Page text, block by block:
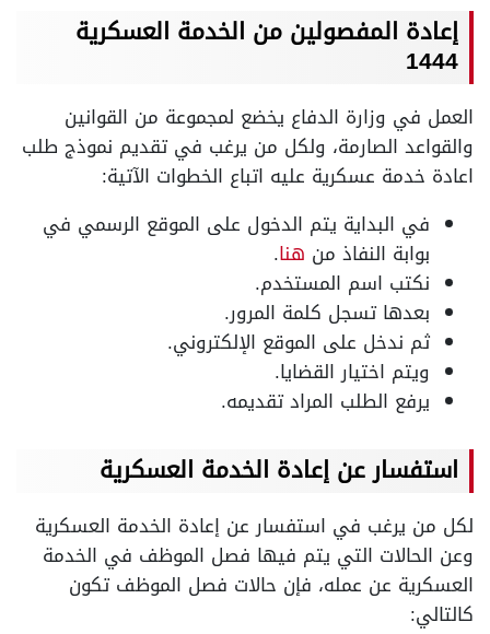
إعادة المفصولين من الخدمة العسكرية
1444
العمل في وزارة الدفاع يخضع لمجموعة من القوانين
والقواعد الصارمة، ولكل من يرغب في تقديم نموذج طلب
اعادة خدمة عسكرية عليه اتباع الخطوات الآتية:
في البداية يتم الدخول على الموقع الرسمي في
بوابة النفاذ من هنا.
نكتب اسم المستخدم.
بعدها تسجل كلمة المرور.
ثم ندخل على الموقع الإلكتروني.
ويتم اختيار القضايا.
يرفع الطلب المراد تقديمه.
استفسار عن إعادة الخدمة العسكرية
لكل من يرغب في استفسار عن إعادة الخدمة العسكرية
وعن الحالات التي يتم فيها فصل الموظف في الخدمة
العسكرية عن عمله، فإن حالات فصل الموظف تكون
كالتالي: